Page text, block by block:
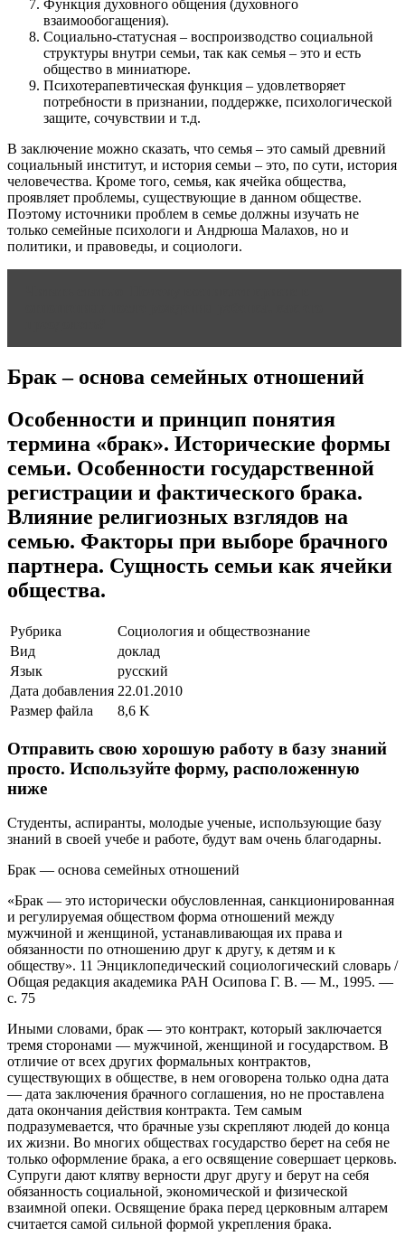
Функция духовного общения (духовного
взаимообогащения).
Социально-статусная – воспроизводство социальной
структуры внутри семьи, так как семья – это и есть
общество в миниатюре.
Психотерапевтическая функция – удовлетворяет
потребности в признании, поддержке, психологической
защите, сочувствии и т.д.
В заключение можно сказать, что семья – это самый древний
социальный институт, и история семьи – это, по сути, история
человечества. Кроме того, семья, как ячейка общества,
проявляет проблемы, существующие в данном обществе.
Поэтому источники проблем в семье должны изучать не
только семейные психологи и Андрюша Малахов, но и
политики, и правоведы, и социологи.
Брак – основа семейных отношений
Особенности и принцип понятия
термина «брак». Исторические формы
семьи. Особенности государственной
регистрации и фактического брака.
Влияние религиозных взглядов на
семью. Факторы при выборе брачного
партнера. Сущность семьи как ячейки
общества.
Рубрика
Социология и обществознание
Вид
доклад
Язык
русский
Дата добавления 22.01.2010
Размер файла
8,6 K
Отправить свою хорошую работу в базу знаний
просто. Используйте форму, расположенную
ниже
Студенты, аспиранты, молодые ученые, использующие базу
знаний в своей учебе и работе, будут вам очень благодарны.
Брак — основа семейных отношений
«Брак — это исторически обусловленная, санкционированная
и регулируемая обществом форма отношений между
мужчиной и женщиной, устанавливающая их права и
обязанности по отношению друг к другу, к детям и к
обществу». 11 Энциклопедический социологический словарь /
Общая редакция академика РАН Осипова Г. В. — М., 1995. —
с. 75
Иными словами, брак — это контракт, который заключается
тремя сторонами — мужчиной, женщиной и государством. В
отличие от всех других формальных контрактов,
существующих в обществе, в нем оговорена только одна дата
— дата заключения брачного соглашения, но не проставлена
дата окончания действия контракта. Тем самым
подразумевается, что брачные узы скрепляют людей до конца
их жизни. Во многих обществах государство берет на себя не
только оформление брака, а его освящение совершает церковь.
Супруги дают клятву верности друг другу и берут на себя
обязанность социальной, экономической и физической
взаимной опеки. Освящение брака перед церковным алтарем
считается самой сильной формой укрепления брака.